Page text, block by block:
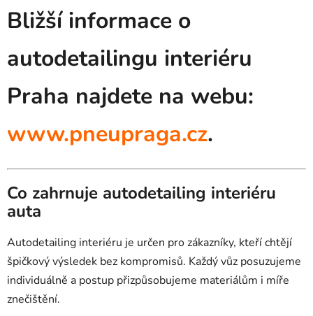
Bližší informace o
autodetailingu interiéru
Praha najdete na webu:
www.pneupraga.cz.
Co zahrnuje autodetailing interiéru
auta
Autodetailing interiéru je určen pro zákazníky, kteří chtějí
špičkový výsledek bez kompromisů. Každý vůz posuzujeme
individuálně a postup přizpůsobujeme materiálům i míře
znečištění.